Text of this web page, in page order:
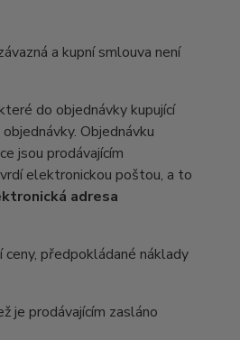
a kupní smlouva není
do objednávky kupující
Objednávku
jsou prodávajícím
elektronickou poštou, a to
adresa
předpokládané náklady
je prodávajícím zasláno